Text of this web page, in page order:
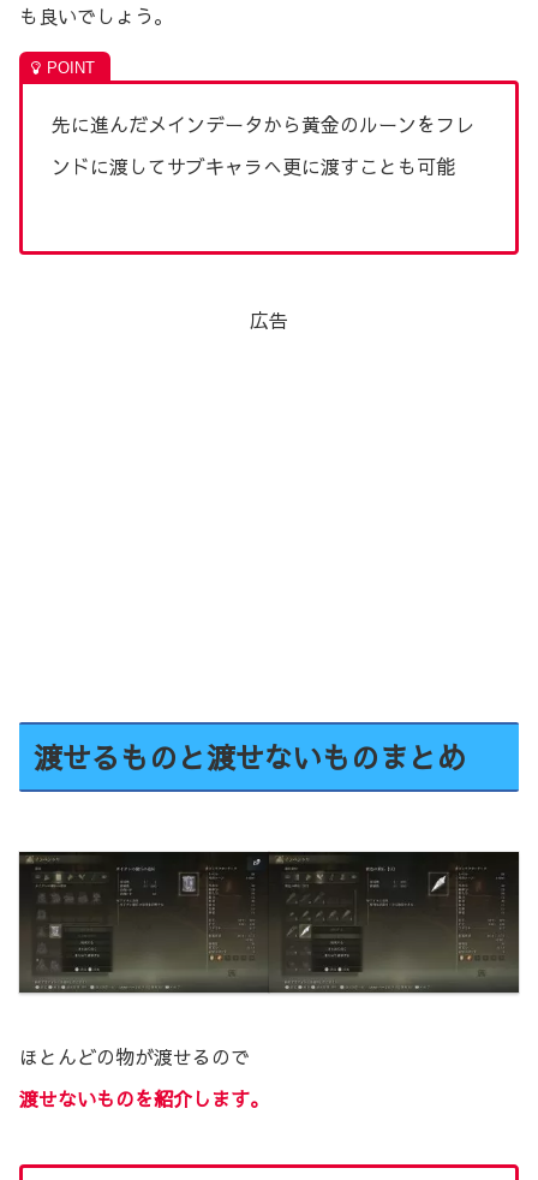
も良いでしょう。
先に進んだメインデータから黄金のルーンをフレ
ンドに渡してサブキャラへ更に渡すことも可能
広告
渡せるものと渡せないものまとめ
ほとんどの物が渡せるので
渡せないものを紹介します。